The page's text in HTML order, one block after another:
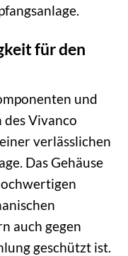
für den
und
Vivanco
verlässlichen
Das Gehäuse
auch gegen
geschützt ist.